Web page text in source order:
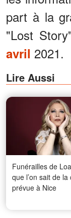
part à la
"Lost
avril 2021.
Lire Aussi
Funérailles de
que l’on sait de
prévue à Nice